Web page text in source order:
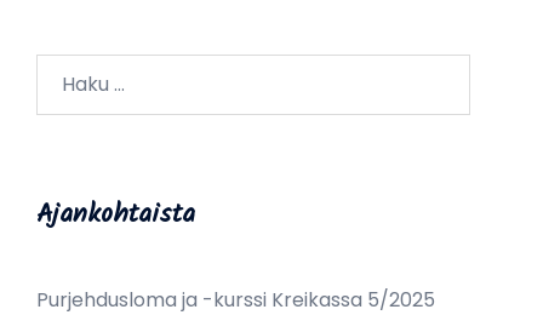
Ajankohtaista
Purjehdusloma ja -kurssi Kreikassa 5/2025